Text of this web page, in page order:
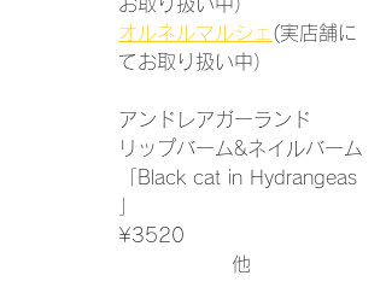
オルネルマルシェ (実店舗に
てお取り扱い中）
アンドレアガーランド
リップバーム&ネイルバーム
「Black cat in Hydrangeas
¥3520
​他